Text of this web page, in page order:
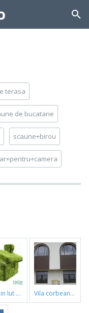
terasa
de bucatarie
scaune+birou
si paie vila corbeanca